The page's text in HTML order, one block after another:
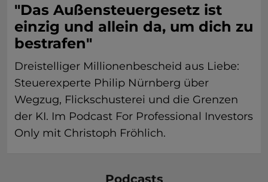
"Das Außensteuergesetz ist
einzig und allein da, um dich zu
bestrafen"
Dreistelliger Millionenbescheid aus Liebe:
Steuerexperte Philip Nürnberg über
Wegzug, Flickschusterei und die Grenzen
der KI. Im Podcast For Professional Investors
Only mit Christoph Fröhlich.
Podcasts